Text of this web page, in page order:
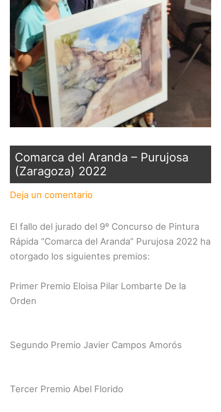
Comarca del Aranda – Purujosa
(Zaragoza) 2022
Deja un comentario
El fallo del jurado del 9º Concurso de Pintura
Rápida “Comarca del Aranda” Purujosa 2022 ha
otorgado los siguientes premios:
Primer Premio Eloisa Pilar Lombarte De la
Orden
Segundo Premio Javier Campos Amorós
Tercer Premio Abel Florido